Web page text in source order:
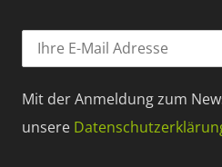
Mit der Anmeldung zum
unsere